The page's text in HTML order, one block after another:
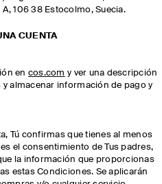
106 38 Estocolmo, Suecia.
CUENTA
en cos.com y ver una descripción
almacenar información de pago y
Tú confirmas que tienes al menos
el consentimiento de Tus padres,
la información que proporcionas
estas Condiciones. Se aplicarán